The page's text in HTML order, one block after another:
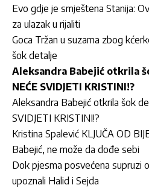
Evo gdje je smještena Stanija:
za ulazak u rijaliti
Goca Tržan u suzama zbog
šok detalje
Aleksandra Babejić otkrila
NEĆE SVIDJETI KRISTINI!?
Aleksandra Babejić otkrila šok
SVIDJETI KRISTINI!?
Kristina Spalević KLJUČA OD
Babejić, ne može da dođe sebi
Dok pjesma posvećena supruzi
upoznali Halid i Sejda